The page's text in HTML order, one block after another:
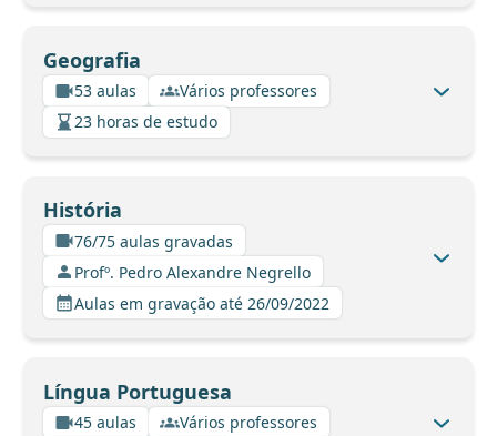
Geografia
53 aulas
Vários professores
23 horas de estudo
História
76/75 aulas gravadas
Profº. Pedro Alexandre Negrello
Aulas em gravação até 26/09/2022
Língua Portuguesa
45 aulas
Vários professores